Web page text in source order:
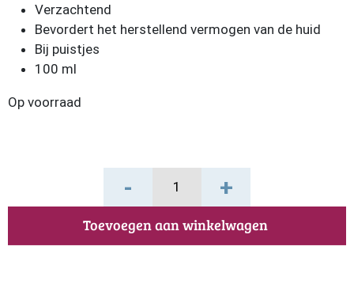
Verzachtend
Bevordert het herstellend vermogen van de huid
Bij puistjes
100 ml
Op voorraad
-
aantal
+
Toevoegen aan winkelwagen